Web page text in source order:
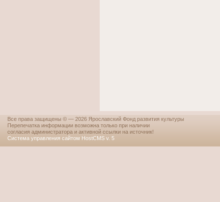
Все права защищены © — 2026 Ярославский Фонд развития культуры
Перепечатка информации возможна только при наличии
согласия администратора и активной ссылки на источник!
Система управления сайтом HostCMS v. 5